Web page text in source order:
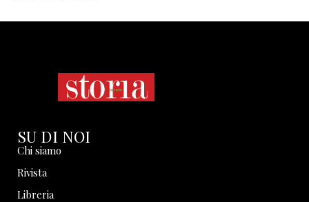
SU DI NOI
Chi siamo
Rivista
Libreria